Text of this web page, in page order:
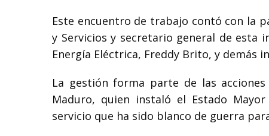
Este encuentro de trabajo contó con la
y Servicios y secretario general de esta
Energía Eléctrica, Freddy Brito, y demás
La gestión forma parte de las
Maduro, quien instaló el Estado
servicio que ha sido blanco de guerra